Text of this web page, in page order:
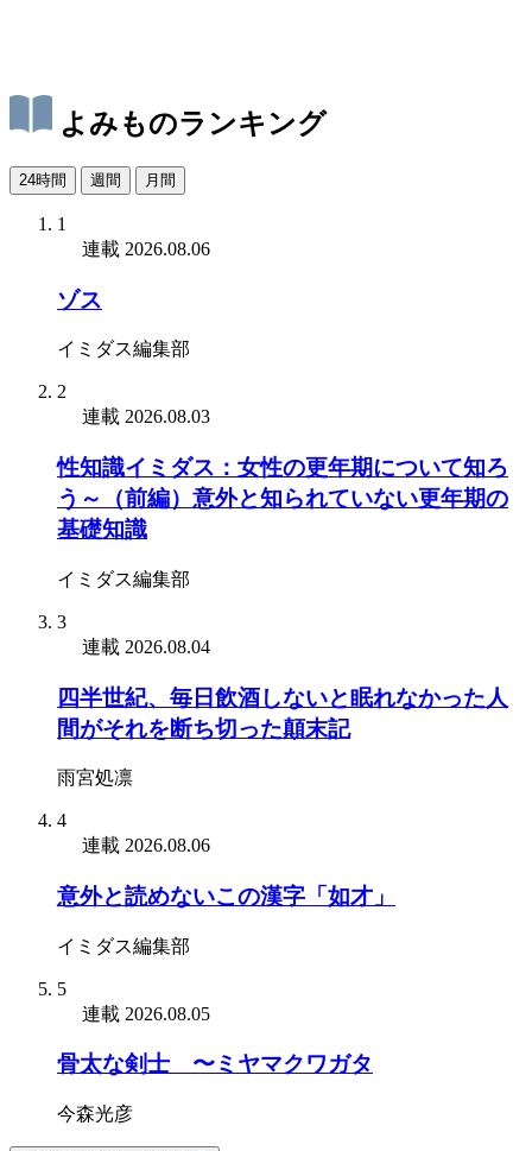
よみものランキング
24時間 週間 月間
1
連載 2026.08.06
ゾス
イミダス編集部
2
連載 2026.08.03
性知識イミダス：女性の更年期について知ろ
う～（前編）意外と知られていない更年期の
基礎知識
イミダス編集部
3
連載 2026.08.04
四半世紀、毎日飲酒しないと眠れなかった人
間がそれを断ち切った顛末記
雨宮処凛
4
連載 2026.08.06
意外と読めないこの漢字「如才」
イミダス編集部
5
連載 2026.08.05
骨太な剣士 〜ミヤマクワガタ
今森光彦